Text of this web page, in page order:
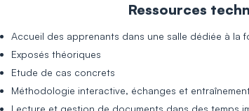
Ressources
Accueil des apprenants dans une salle dédiée à la
Exposés théoriques
Etude de cas concrets
Méthodologie interactive, échanges et
Lecture et gestion de documents dans des temps